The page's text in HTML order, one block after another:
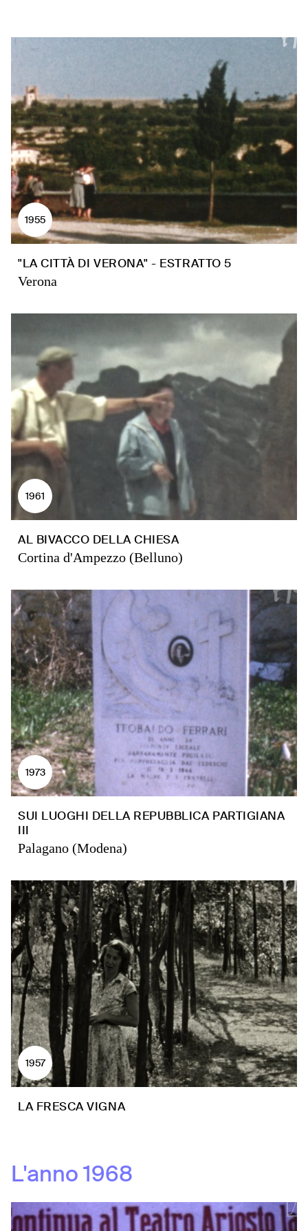
1955
"LA CITTÀ DI VERONA" - ESTRATTO 5
Verona
1961
AL BIVACCO DELLA CHIESA
Cortina d'Ampezzo (Belluno)
1973
SUI LUOGHI DELLA REPUBBLICA PARTIGIANA
III
Palagano (Modena)
1957
LA FRESCA VIGNA
L'anno1968